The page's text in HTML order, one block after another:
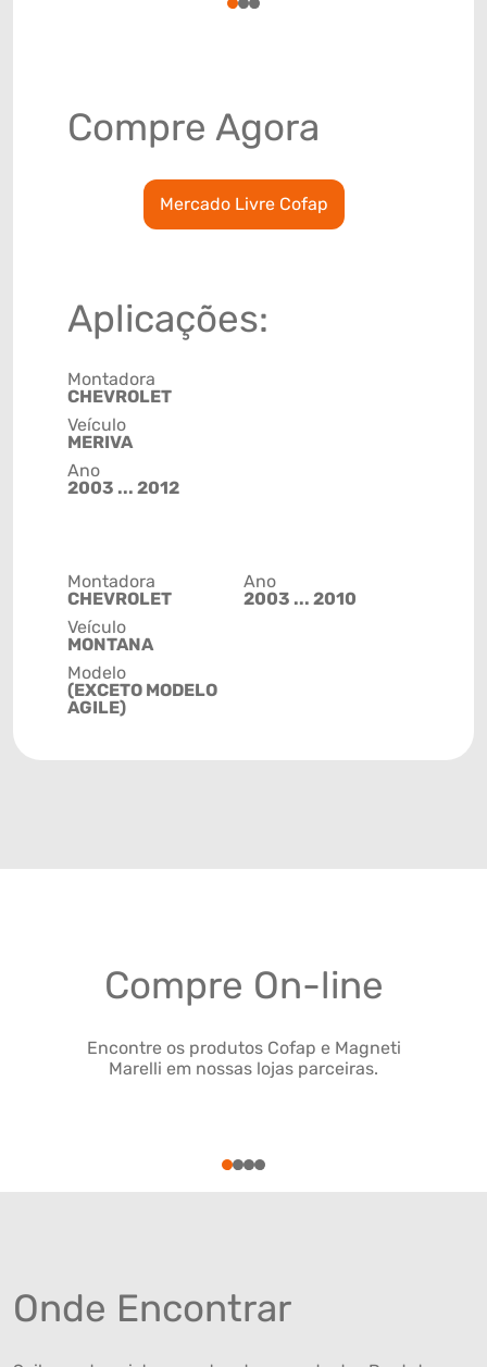
123
Compre Agora
Mercado Livre Cofap
Aplicações:
Montadora
CHEVROLET
Veículo
MERIVA
Ano
2003 ... 2012
Montadora
CHEVROLET
Veículo
MONTANA
Modelo
(EXCETO MODELO
AGILE)
Ano
2003 ... 2010
Compre On-line
Encontre os produtos Cofap e Magneti
Marelli em nossas lojas parceiras.
1234
Onde Encontrar